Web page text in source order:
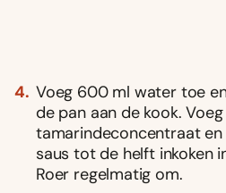
Voeg 600 ml water toe
de pan aan de kook.
tamarindeconcentraat en
saus tot de helft inkoken
Roer regelmatig om.